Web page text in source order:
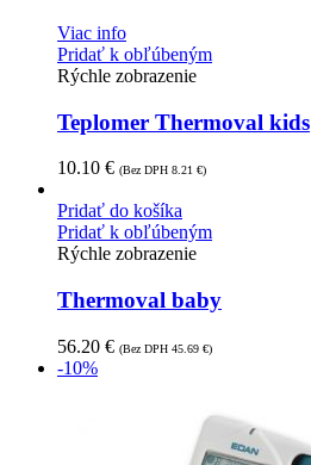
Viac info
Pridať k obľúbeným
Rýchle zobrazenie
Teplomer Thermoval kids
10.10 € (Bez DPH 8.21 €)
Pridať do košíka
Pridať k obľúbeným
Rýchle zobrazenie
Thermoval baby
56.20 € (Bez DPH 45.69 €)
-10%